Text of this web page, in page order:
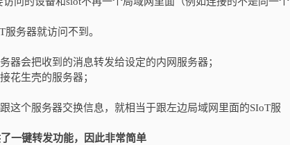
务器就访问不到。
器会把收到的消息转发给设定的内网服务器；
花生壳的服务器；
这个服务器交换信息，就相当于跟左边局域网里面的SIoT服
一键转发功能，因此非常简单